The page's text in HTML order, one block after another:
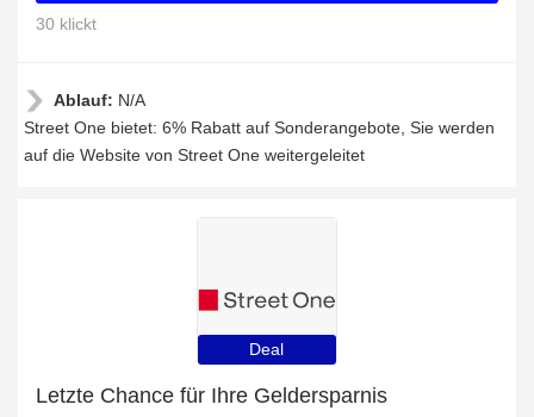
30 klickt
Ablauf: N/A
Street One bietet: 6% Rabatt auf Sonderangebote, Sie werden
auf die Website von Street One weitergeleitet
Deal
Letzte Chance für Ihre Geldersparnis